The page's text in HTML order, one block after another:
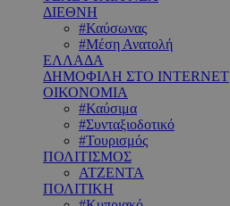
ΔΙΕΘΝΗ
#Καύσωνας
#Μέση Ανατολή
ΕΛΛΑΔΑ
ΔΗΜΟΦΙΛΗ ΣΤΟ INTERNET
ΟΙΚΟΝΟΜΙΑ
#Καύσιμα
#Συνταξιοδοτικό
#Τουρισμός
ΠΟΛΙΤΙΣΜΟΣ
ΑΤΖΕΝΤΑ
ΠΟΛΙΤΙΚΗ